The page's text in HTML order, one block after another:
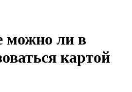
можно ли в
картой